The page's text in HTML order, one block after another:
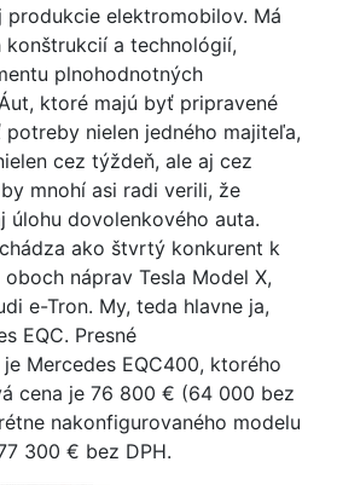
produkcie elektromobilov. Má
konštrukcií a technológií,
plnohodnotných
ktoré majú byť pripravené
nielen jedného majiteľa,
cez týždeň, ale aj cez
mnohí asi radi verili, že
úlohu dovolenkového auta.
ako štvrtý konkurent k
náprav Tesla Model X,
e-Tron. My, teda hlavne ja,
EQC. Presné
Mercedes EQC400, ktorého
cena je 76 800 € (64 000 bez
nakonfigurovaného modelu
300 € bez DPH.